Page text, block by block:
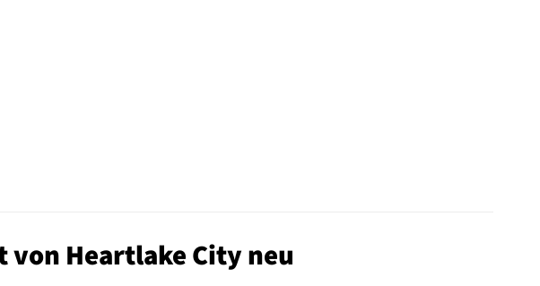
von Heartlake City neu